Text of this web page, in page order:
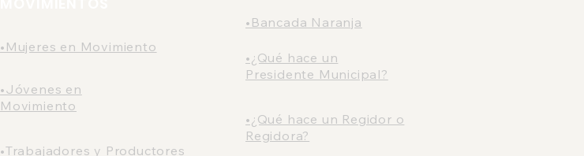
•Mujeres en Movimiento
•Jóvenes en
Movimiento
•Trabajadores y Productores
•Bancada Naranja
•¿Qué hace un
Presidente Municipal?
•¿Qué hace un Regidor o
Regidora?